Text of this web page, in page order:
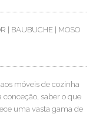
| BAUBUCHE | MOSO
móveis de cozinha
conceção, saber o que
uma vasta gama de